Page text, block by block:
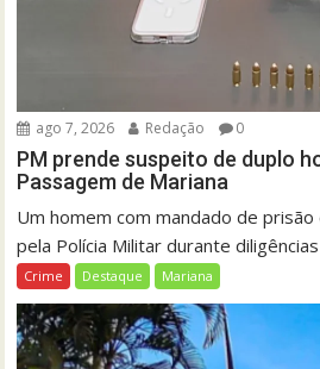
ago 7, 2026 Redação 0
PM prende suspeito de duplo
Passagem de Mariana
Um homem com mandado de
pela Polícia Militar durante
Crime Destaque Mariana